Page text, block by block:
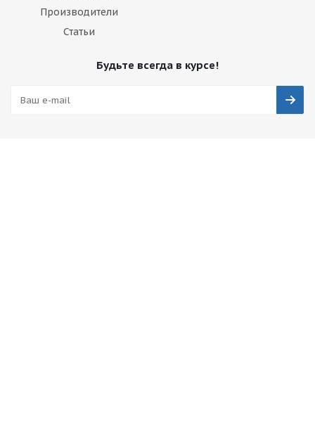
Производители
Статьи
Будьте всегда в курсе!